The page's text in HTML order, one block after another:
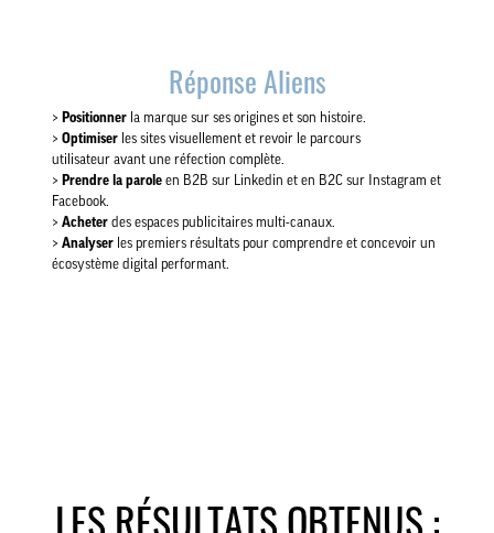
Réponse Aliens
> Positionner la marque sur ses origines et son histoire.
> Optimiser les sites visuellement et revoir le parcours
utilisateur avant une réfection complète.
> Prendre la parole en B2B sur Linkedin et en B2C sur Instagram et
Facebook.
> Acheter des espaces publicitaires multi-canaux.
> Analyser les premiers résultats pour comprendre et concevoir un
écosystème digital performant.